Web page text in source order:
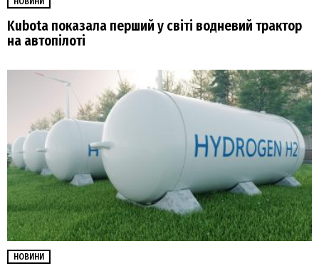
Kubota показала перший у світі водневий трактор
на автопілоті
НОВИНИ